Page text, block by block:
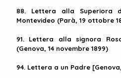
88. Lettera alla Superiora
Montevideo (Parà, 19 ottobre
91. Lettera alla signora
(Genova, 14 novembre 1899)
94. Lettera a un Padre